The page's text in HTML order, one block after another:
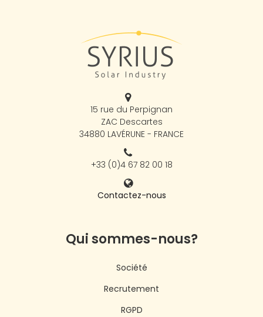
15 rue du Perpignan
ZAC Descartes
34880 LAVÉRUNE - FRANCE
+33 (0)4 67 82 00 18
Contactez-nous
Qui sommes-nous?
Société
Recrutement
RGPD